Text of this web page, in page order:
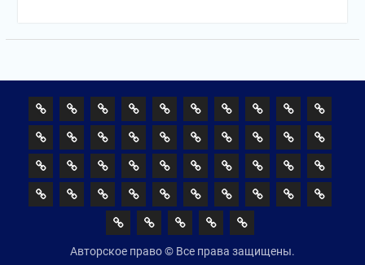
Авторское право © Все права защищены.